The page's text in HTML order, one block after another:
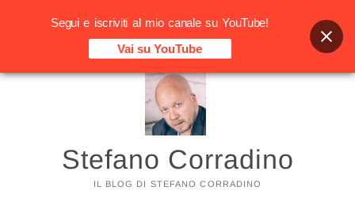
Vai
Stefano Corradino
IL BLOG DI STEFANO CORRADINO
Segui e iscriviti al mio canale su YouTube!
Vai su YouTube